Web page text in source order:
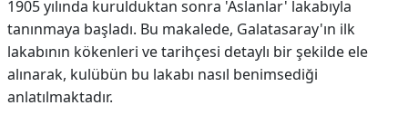
ERKEK
BAKIMI
CİLT
BAKIMI
1905 yılında kurulduktan sonra 'Aslanlar' lakabıyla
tanınmaya başladı. Bu makalede, Galatasaray'ın ilk
lakabının kökenleri ve tarihçesi detaylı bir şekilde ele
alınarak, kulübün bu lakabı nasıl benimsediği
anlatılmaktadır.